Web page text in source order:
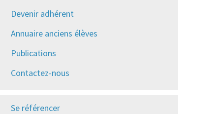
Devenir adhérent
Annuaire anciens élèves
Publications
Contactez-nous
Se référencer